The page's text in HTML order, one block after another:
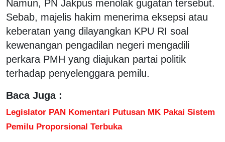
Namun, PN Jakpus menolak gugatan tersebut.
Sebab, majelis hakim menerima eksepsi atau
keberatan yang dilayangkan KPU RI soal
kewenangan pengadilan negeri mengadili
perkara PMH yang diajukan partai politik
terhadap penyelenggara pemilu.
Baca Juga :
Legislator PAN Komentari Putusan MK Pakai Sistem
Pemilu Proporsional Terbuka